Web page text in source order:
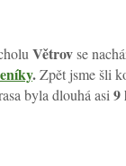
Větrovse
.Zpět jsme šli
byla dlouhá asi 9